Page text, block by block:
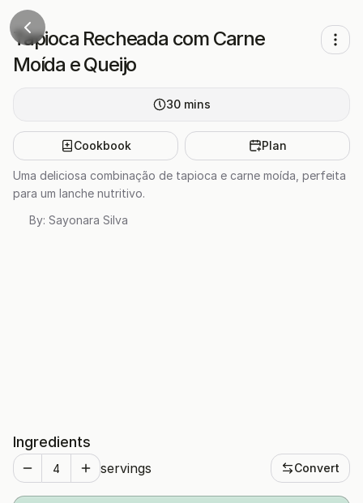
Tapioca Recheada com Carne
Moída e Queijo
30 mins
Cookbook Plan
Uma deliciosa combinação de tapioca e carne moída, perfeita
para um lanche nutritivo.
By: Sayonara Silva
Ingredients
servings Convert